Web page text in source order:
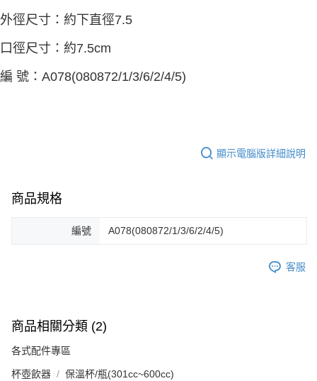
外徑尺寸：約下直徑7.5
口徑尺寸：約7.5cm
編 號：A078(080872/1/3/6/2/4/5)
顯示電腦版詳細說明
商品規格
編號 A078(080872/1/3/6/2/4/5)
客服
商品相關分類 (2)
各式配件專區
杯壺飲器 保溫杯/瓶(301cc~600cc)